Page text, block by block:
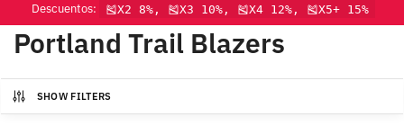
Descuentos:
🎽X2 8%, 🎽X3 10%, 🎽X4 12%, 🎽X5+ 15%
Portland Trail Blazers
SHOW FILTERS